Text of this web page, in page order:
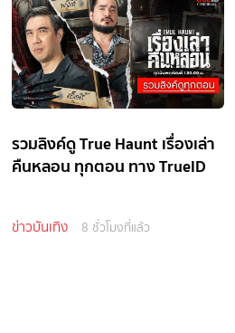
รวมลิงค์ดู True Haunt เรื่องเล่า
คืนหลอน ทุกตอน ทาง TrueID
ข่าวบันเทิง 8 ชั่วโมงที่แล้ว